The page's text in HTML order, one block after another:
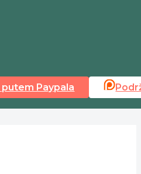
Paypala